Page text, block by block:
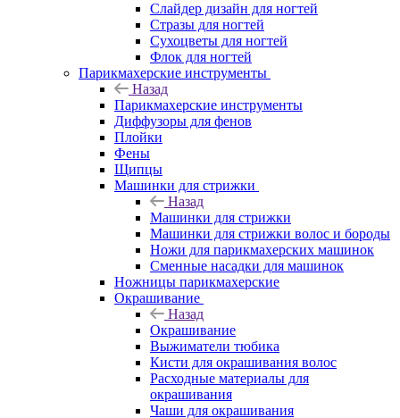
Слайдер дизайн для ногтей
Стразы для ногтей
Сухоцветы для ногтей
Флок для ногтей
Парикмахерские инструменты
Назад
Парикмахерские инструменты
Диффузоры для фенов
Плойки
Фены
Щипцы
Машинки для стрижки
Назад
Машинки для стрижки
Машинки для стрижки волос и бороды
Ножи для парикмахерских машинок
Сменные насадки для машинок
Ножницы парикмахерские
Окрашивание
Назад
Окрашивание
Выжиматели тюбика
Кисти для окрашивания волос
Расходные материалы для
окрашивания
Чаши для окрашивания